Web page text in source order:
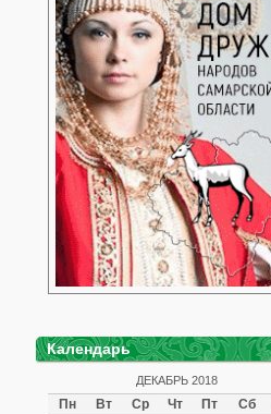
Календарь
ДЕКАБРЬ 2018
Пн Вт Ср Чт Пт Сб